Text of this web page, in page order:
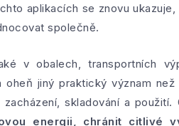
aplikacích se znovu ukazuje,
společně.
v obalech, transportních
jiný praktický význam než
skladování a použití.
energii, chránit citlivé